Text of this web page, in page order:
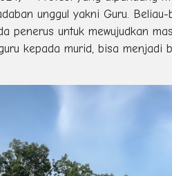
unggul yakni Guru.
penerus untuk mewujudkan
kepada murid, bisa menjadi